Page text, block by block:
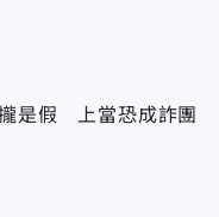
是假 上當恐成詐團